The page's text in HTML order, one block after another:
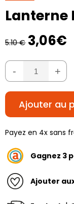
Lanterne
5.10 € 3,06€
- +
Ajouter au
Payez en 4x sans
Gagnez 3
Ajouter